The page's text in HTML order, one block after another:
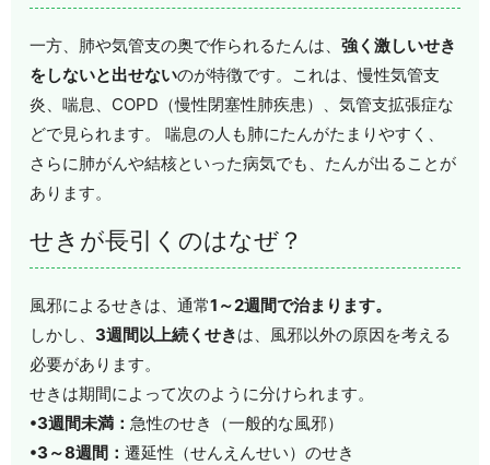
一方、肺や気管支の奥で作られるたんは、強く激しいせき
をしないと出せないのが特徴です。これは、慢性気管支
炎、喘息、COPD（慢性閉塞性肺疾患）、気管支拡張症な
どで見られます。 喘息の人も肺にたんがたまりやすく、
さらに肺がんや結核といった病気でも、たんが出ることが
あります。
せきが長引くのはなぜ？
風邪によるせきは、通常1～2週間で治まります。
しかし、 3週間以上続くせきは、風邪以外の原因を考える
必要があります。
せきは期間によって次のように分けられます。
•3週間未満：急性のせき（一般的な風邪）
•3～8週間：遷延性（せんえんせい）のせき